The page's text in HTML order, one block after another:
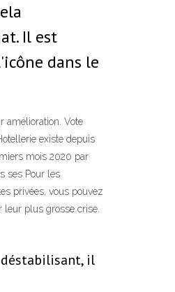
Il est
dans le
amélioration. Vote
existe depuis
mois 2020 par
ses Pour les
privées, vous pouvez
leur plus grosse crise.
déstabilisant, il